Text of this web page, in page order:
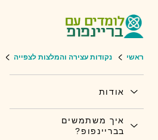
ראשי נקודות עצירה והמלצות לצפייה
אודות
איך משתמשים
בבריינפופ?